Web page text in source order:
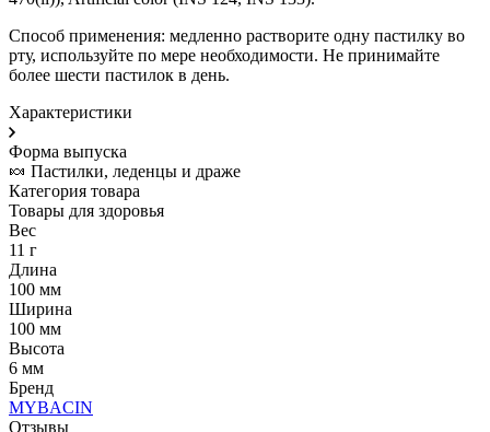
Способ применения: медленно растворите одну пастилку во
рту, используйте по мере необходимости. Не принимайте
более шести пастилок в день.
Характеристики
Форма выпуска
🍬 Пастилки, леденцы и драже
Категория товара
Товары для здоровья
Вес
11 г
Длина
100 мм
Ширина
100 мм
Высота
6 мм
Бренд
MYBACIN
Отзывы